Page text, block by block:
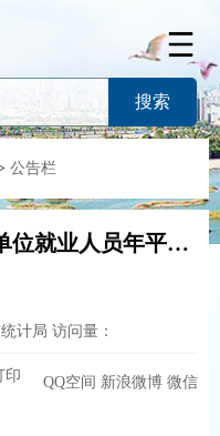
公告栏
2025年汉中市城镇非私营单位就业人员年平均工资
计局 访问量：
印 QQ空间 新浪微博 微信